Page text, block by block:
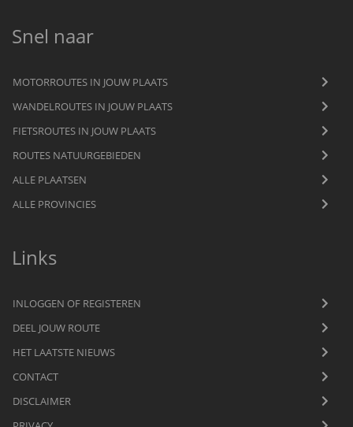
Snel naar
MOTORROUTES IN JOUW PLAATS
WANDELROUTES IN JOUW PLAATS
FIETSROUTES IN JOUW PLAATS
ROUTES NATUURGEBIEDEN
ALLE PLAATSEN
ALLE PROVINCIES
Links
INLOGGEN OF REGISTEREN
DEEL JOUW ROUTE
HET LAATSTE NIEUWS
CONTACT
DISCLAIMER